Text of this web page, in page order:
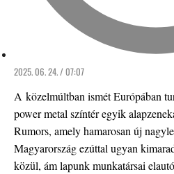
2025. 06. 24. / 07:07
A közelmúltban ismét Európában
power metal színtér egyik
Rumors, amely hamarosan új
Magyarország ezúttal ugyan
közül, ám lapunk munkatársai